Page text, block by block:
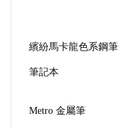
繽紛馬卡龍色系鋼筆
筆記本
Metro 金屬筆